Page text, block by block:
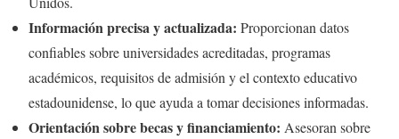
Información precisa y actualizada: Proporcionan datos
confiables sobre universidades acreditadas, programas
académicos, requisitos de admisión y el contexto educativo
estadounidense, lo que ayuda a tomar decisiones informadas.
Orientación sobre becas y financiamiento: Asesoran sobre